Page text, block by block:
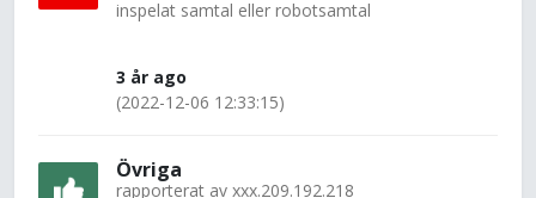
inspelat samtal eller robotsamtal
3 år ago
(2022-12-06 12:33:15)
Övriga
rapporterat av xxx.209.192.218